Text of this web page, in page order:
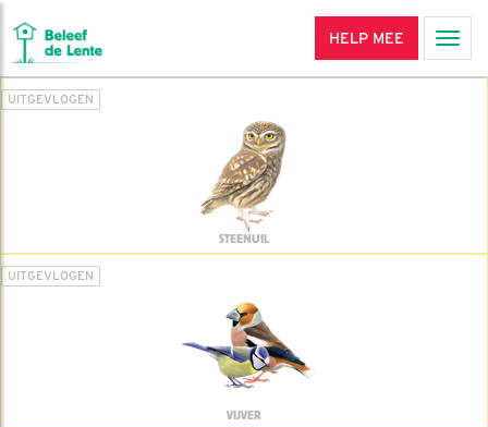
HELP MEE
UITGEVLOGEN
STEENUIL
UITGEVLOGEN
VIJVER